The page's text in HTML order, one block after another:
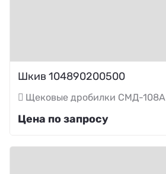
Шкив 104890200500
Щековые дробилки СМД-108А
Цена по запросу